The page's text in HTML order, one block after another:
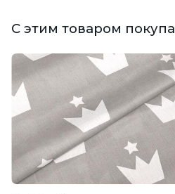
С этим товаром